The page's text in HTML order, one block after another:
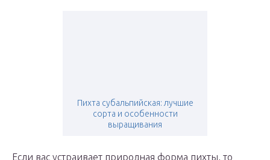
Пихта субальпийская: лучшие
сорта и особенности
выращивания
Если вас устраивает природная форма пихты, то